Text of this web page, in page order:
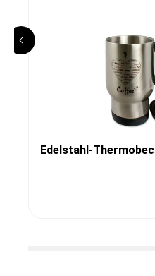
Edelstahl-